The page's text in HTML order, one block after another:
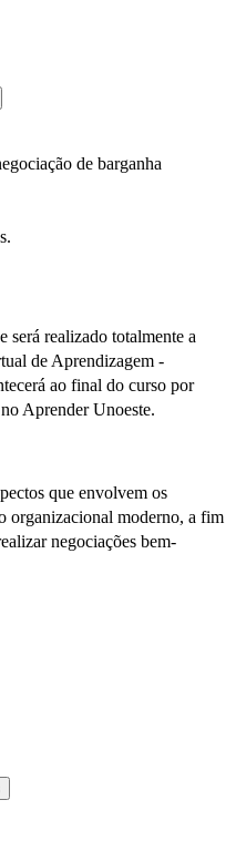
de barganha
será realizado totalmente a
de Aprendizagem -
ao final do curso por
Aprender Unoeste.
que envolvem os
organizacional moderno, a fim
negociações bem-